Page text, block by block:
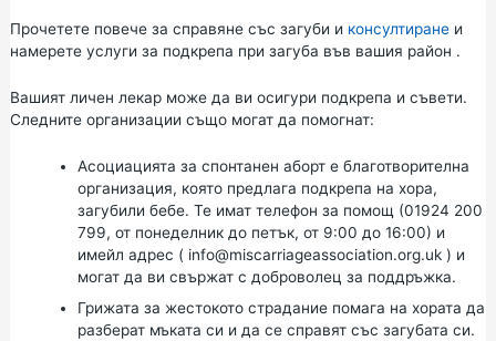
Прочетете повече за справяне със загуби и консултиранеи
намерете услуги за подкрепа при загуба във вашия район .
Вашият личен лекар може да ви осигури подкрепа и съвети.
Следните организации също могат да помогнат:
Асоциацията за спонтанен аборте благотворителна
организация, която предлага подкрепа на хора,
загубили бебе. Те имат телефон за помощ (01924 200
799, от понеделник до петък, от 9:00 до 16:00) и
имейл адрес ( info@miscarriageassociation.org.uk) и
могат да ви свържат с доброволец за поддръжка.
Грижата за жестокотострадание помага на хората да
разберат мъката си и да се справят със загубата си.